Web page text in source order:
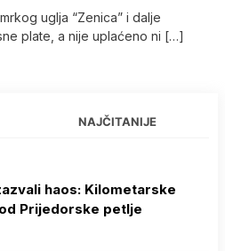
uglja “Zenica” i dalje
plate, a nije uplaćeno ni […]
NAJČITANIJE
haos: Kilometarske
Prijedorske petlje